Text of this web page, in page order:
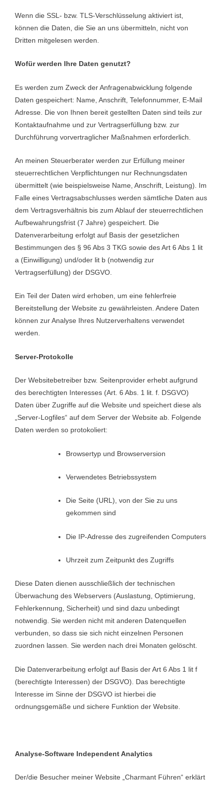
Wenn die SSL- bzw. TLS-Verschlüsselung aktiviert ist,
können die Daten, die Sie an uns übermitteln, nicht von
Dritten mitgelesen werden.
Wofür werden Ihre Daten genutzt?
Es werden zum Zweck der Anfragenabwicklung folgende
Daten gespeichert: Name, Anschrift, Telefonnummer, E-Mail
Adresse. Die von Ihnen bereit gestellten Daten sind teils zur
Kontaktaufnahme und zur Vertragserfüllung bzw. zur
Durchführung vorvertraglicher Maßnahmen erforderlich.
An meinen Steuerberater werden zur Erfüllung meiner
steuerrechtlichen Verpflichtungen nur Rechnungsdaten
übermittelt (wie beispielsweise Name, Anschrift, Leistung). Im
Falle eines Vertragsabschlusses werden sämtliche Daten aus
dem Vertragsverhältnis bis zum Ablauf der steuerrechtlichen
Aufbewahrungsfrist (7 Jahre) gespeichert. Die
Datenverarbeitung erfolgt auf Basis der gesetzlichen
Bestimmungen des § 96 Abs 3 TKG sowie des Art 6 Abs 1 lit
a (Einwilligung) und/oder lit b (notwendig zur
Vertragserfüllung) der DSGVO.
Ein Teil der Daten wird erhoben, um eine fehlerfreie
Bereitstellung der Website zu gewährleisten. Andere Daten
können zur Analyse Ihres Nutzerverhaltens verwendet
werden.
Server-Protokolle
Der Websitebetreiber bzw. Seitenprovider erhebt aufgrund
des berechtigten Interesses (Art. 6 Abs. 1 lit. f. DSGVO)
Daten über Zugriffe auf die Website und speichert diese als
„Server-Logfiles“ auf dem Server der Website ab. Folgende
Daten werden so protokoliert:
Browsertyp und Browserversion
Verwendetes Betriebssystem
Die Seite (URL), von der Sie zu uns
gekommen sind
Die IP-Adresse des zugreifenden Computers
Uhrzeit zum Zeitpunkt des Zugriffs
Diese Daten dienen ausschließlich der technischen
Überwachung des Webservers (Auslastung, Optimierung,
Fehlerkennung, Sicherheit) und sind dazu unbedingt
notwendig. Sie werden nicht mit anderen Datenquellen
verbunden, so dass sie sich nicht einzelnen Personen
zuordnen lassen. Sie werden nach drei Monaten gelöscht.
Die Datenverarbeitung erfolgt auf Basis der Art 6 Abs 1 lit f
(berechtigte Interessen) der DSGVO). Das berechtigte
Interesse im Sinne der DSGVO ist hierbei die
ordnungsgemäße und sichere Funktion der Website.
Analyse-Software Independent Analytics
Der/die Besucher meiner Website „Charmant Führen“ erklärt